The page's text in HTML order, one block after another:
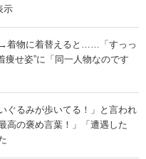
示
着物に着替えると……「すっっ
せ姿”に「同一人物なのです
ぐるみが歩いてる！」と言われ
の褒め言葉！」「遭遇した